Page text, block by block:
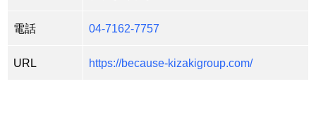
電話 04-7162-7757
URL https://because-kizakigroup.com/